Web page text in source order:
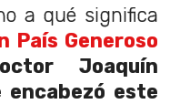
a qué significa
País Generoso
Joaquín
encabezó este